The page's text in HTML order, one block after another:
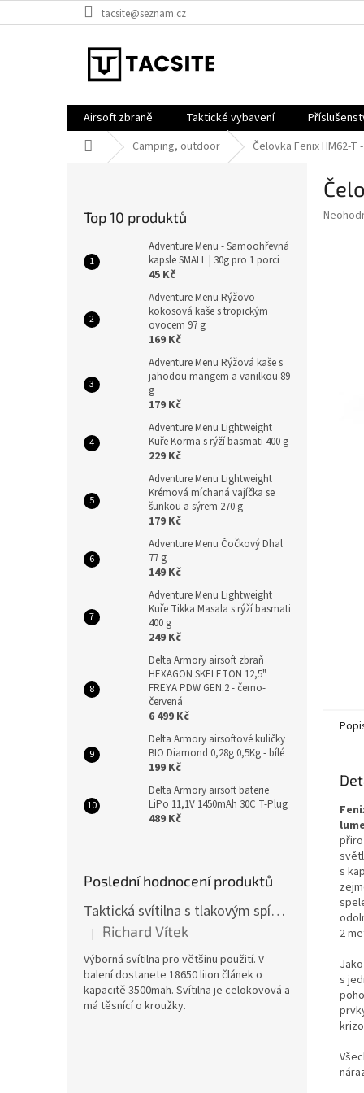
na
tacsite@seznam.cz
Airsoft zbraně Taktické vybavení
Domů Camping, outdoor Čelovka Fenix HM62-T
Top 10 produktů
Adventure Menu - Samoohřevná
kapsle SMALL | 30g pro 1 porci
45 Kč
Adventure Menu Rýžovo-
kokosová kaše s tropickým
ovocem 97 g
169 Kč
Adventure Menu Rýžová kaše s
jahodou mangem a vanilkou 89
g
179 Kč
Adventure Menu Lightweight
Kuře Korma s rýží basmati 400 g
229 Kč
Adventure Menu Lightweight
Krémová míchaná vajíčka se
šunkou a sýrem 270 g
179 Kč
Adventure Menu Čočkový Dhal
77 g
149 Kč
Adventure Menu Lightweight
Kuře Tikka Masala s rýží basmati
400 g
249 Kč
Delta Armory airsoft zbraň
HEXAGON SKELETON 12,5"
FREYA PDW GEN.2 - černo-
červená
6 499 Kč
Delta Armory airsoftové kuličky
BIO Diamond 0,28g 0,5Kg - bílé
199 Kč
Delta Armory airsoft baterie
LiPo 11,1V 1450mAh 30C T-Plug
489 Kč
Poslední hodnocení produktů
Taktická svítilna s tlakovým spínačem [TCX]
Hodnocení produktu je 5 z 5 hvězdiček.
| Richard Vítek
Výborná svítilna pro většinu použití. V
balení dostanete 18650 liion článek o
kapacitě 3500mah. Svítilna je celokovová a
má těsnící o kroužky.
s
2
s